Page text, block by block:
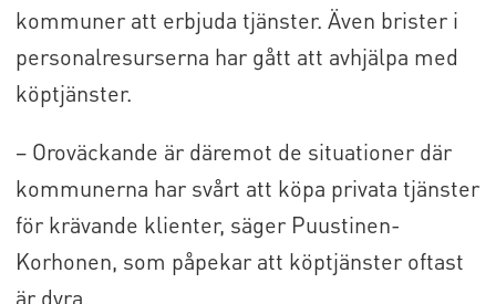
kommuner att erbjuda tjänster. Även brister i
personalresurserna har gått att avhjälpa med
köptjänster.
– Oroväckande är däremot de situationer där
kommunerna har svårt att köpa privata tjänster
för krävande klienter, säger Puustinen-
Korhonen, som påpekar att köptjänster oftast
är dyra.